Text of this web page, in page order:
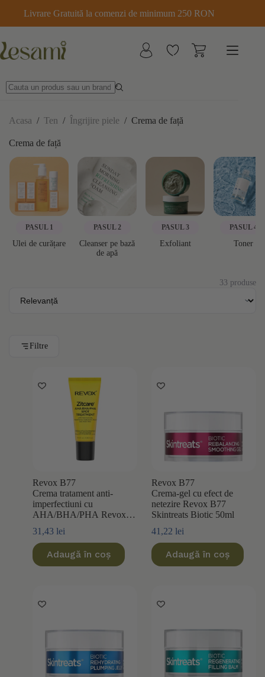
conținut
Livrare Gratuită la comenzi de minimum 250 RON
Acasa / Ten / Îngrijire piele / Crema de față
Crema de față
PASUL 1
Ulei de curățare
PASUL 2
Cleanser pe bază
de apă
PASUL 3
Exfoliant
PASUL 4
Toner
33 produse
Filtre
Revox B77
Crema tratament anti-
imperfectiuni cu
AHA/BHA/PHA Revox
31,43 lei
Adaugă în coș
Revox B77
Crema-gel cu efect de
netezire Revox B77
Skintreats Biotic 50ml
41,22 lei
Adaugă în coș